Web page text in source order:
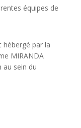
équipes de
par la
MIRANDA
au sein du